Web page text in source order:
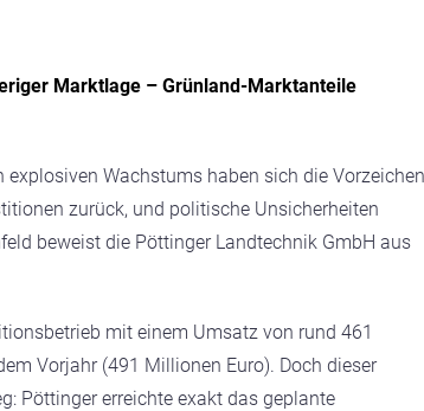
Marktlage – Grünland-Marktanteile
Wachstums haben sich die Vorzeichen
zurück, und politische Unsicherheiten
beweist die Pöttinger Landtechnik GmbH aus
mit einem Umsatz von rund 461
Vorjahr (491 Millionen Euro). Doch dieser
Pöttinger erreichte exakt das geplante